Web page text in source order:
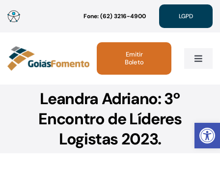
Abrir
para
conteúdo
Fone: (62) 3216-4900 LGPD
Toggle
Institucional
Linhas de Crédito
Emitir
Boleto
Leandra Adriano: 3º
Encontro de Líderes
Logistas 2023.